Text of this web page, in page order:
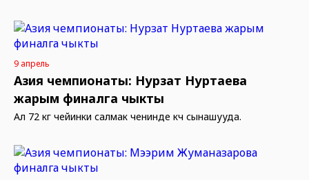
9 апрель
Азия чемпионаты: Нурзат Нуртаева
жарым финалга чыкты
Ал 72 кг чейинки салмак ченинде күч сынашууда.